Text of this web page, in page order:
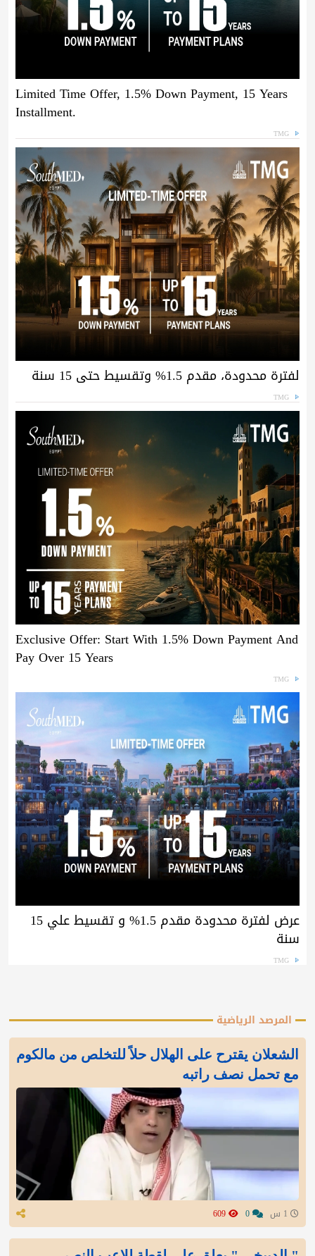
Limited Time Offer, 1.5% Down Payment, 15 Years
Installment.
TMG
لفترة محدودة، مقدم 1.5% وتقسيط حتى 15 سنة
TMG
Exclusive Offer: Start With 1.5% Down Payment And
Pay Over 15 Years
TMG
عرض لفترة محدودة مقدم 1.5% و تقسيط علي 15
سنة
TMG
المرصد الرياضية
الشعلان يقترح على الهلال حلاً للتخلص من مالكوم
مع تحمل نصف راتبه